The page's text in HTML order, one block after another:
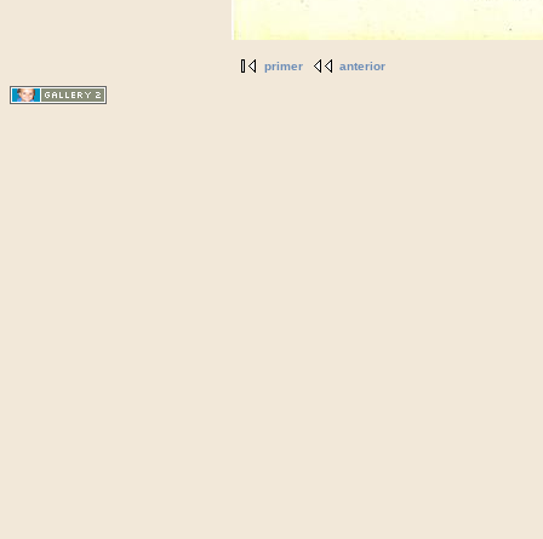
primer anterior